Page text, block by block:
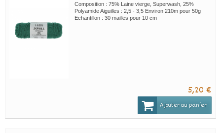
Composition : 75% Laine vierge, Superwash, 25%
Polyamide Aiguilles : 2,5 - 3,5 Environ 210m pour 50g
Echantillon : 30 mailles pour 10 cm
5,20 €
Ajouter au panier